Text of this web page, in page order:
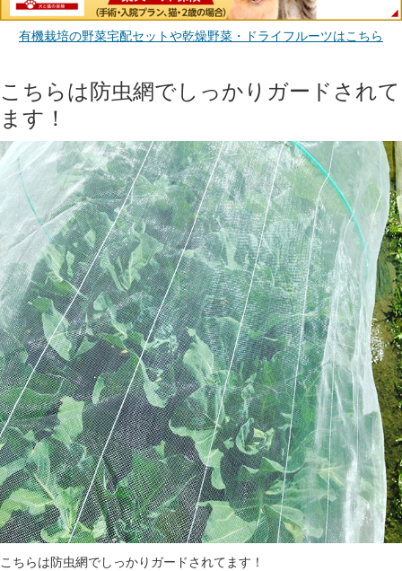
有機栽培の野菜宅配セットや乾燥野菜・ドライフルーツはこちら
こちらは防虫網でしっかりガードされて
ます！
こちらは防虫網でしっかりガードされてます！